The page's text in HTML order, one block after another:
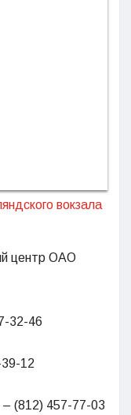
вокзала
центр ОАО
32-46
39-12
– (812) 457-77-03